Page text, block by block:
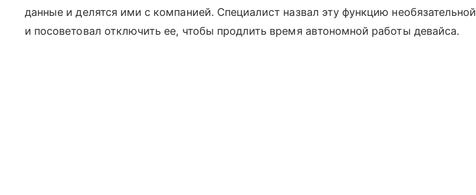
данные и делятся ими с компанией. Специалист назвал эту функцию необязательной
и посоветовал отключить ее, чтобы продлить время автономной работы девайса.